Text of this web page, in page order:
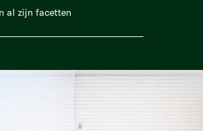
al zijn facetten